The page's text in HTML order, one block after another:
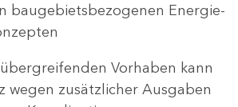
baugebietsbezogenen Energie-
Vorhaben kann
wegen zusätzlicher Ausgaben